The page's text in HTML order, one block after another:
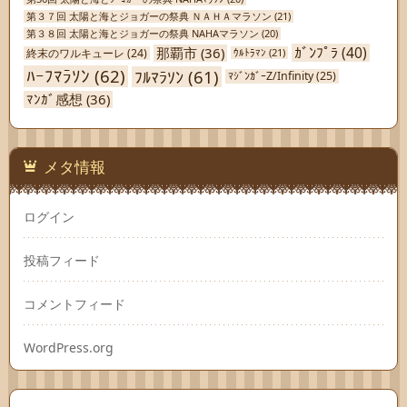
第３７回 太陽と海とジョガーの祭典 ＮＡＨＡマラソン (21)
第３８回 太陽と海とジョガーの祭典 NAHAマラソン (20)
終末のワルキューレ (24) 那覇市 (36) ｳﾙﾄﾗﾏﾝ (21) ｶﾞﾝﾌﾟﾗ (40)
ﾊｰﾌﾏﾗｿﾝ (62) ﾌﾙﾏﾗｿﾝ (61) ﾏｼﾞﾝｶﾞｰZ/Infinity(25)
ﾏﾝｶﾞ感想 (36)
メタ情報
ログイン
投稿フィード
コメントフィード
WordPress.org